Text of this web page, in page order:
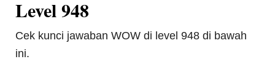
Level 948
Cek kunci jawaban WOW di level 948 di bawah
ini.